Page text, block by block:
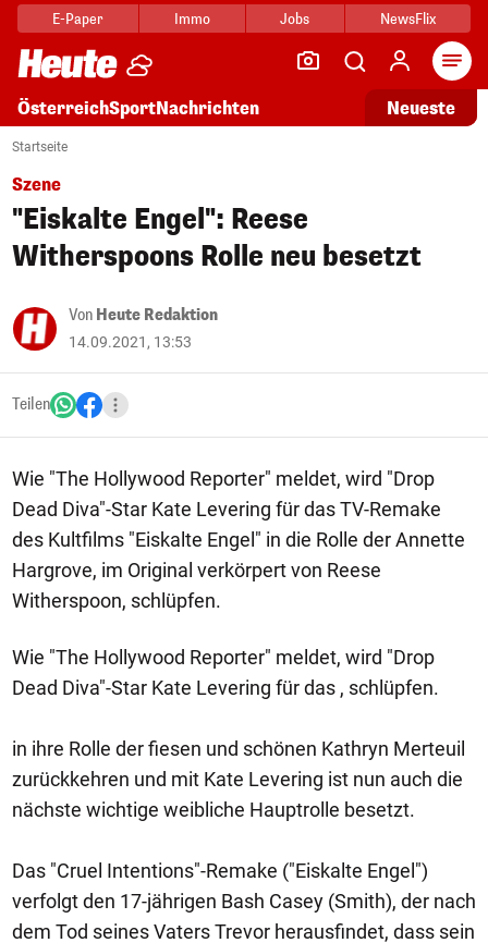
E-Paper Immo Jobs NewsFlix
ÖsterreichSportNachrichten Neueste
Startseite
Szene
"Eiskalte Engel": Reese
Witherspoons Rolle neu besetzt
Von Heute Redaktion
14.09.2021, 13:53
Teilen
Wie "The Hollywood Reporter" meldet, wird "Drop
Dead Diva"-Star Kate Levering für das TV-Remake
des Kultfilms "Eiskalte Engel" in die Rolle der Annette
Hargrove, im Original verkörpert von Reese
Witherspoon, schlüpfen.
Wie "The Hollywood Reporter" meldet, wird "Drop
Dead Diva"-Star Kate Levering für das , schlüpfen.
in ihre Rolle der fiesen und schönen Kathryn Merteuil
zurückkehren und mit Kate Levering ist nun auch die
nächste wichtige weibliche Hauptrolle besetzt.
Das "Cruel Intentions"-Remake ("Eiskalte Engel")
verfolgt den 17-jährigen Bash Casey (Smith), der nach
dem Tod seines Vaters Trevor herausfindet, dass sein